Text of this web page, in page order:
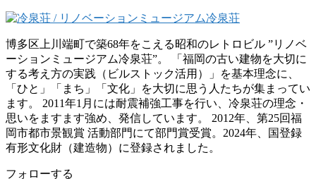
博多区上川端町で築68年をこえる昭和のレトロビル ”リノベ
ーションミュージアム冷泉荘”。 「福岡の古い建物を大切に
する考え方の実践（ビルストック活用）」を基本理念に、
「ひと」「まち」「文化」を大切に思う人たちが集まってい
ます。 2011年1月には耐震補強工事を行い、冷泉荘の理念・
思いをますます強め、発信しています。 2012年、第25回福
岡市都市景観賞 活動部門にて部門賞受賞。2024年、国登録
有形文化財（建造物）に登録されました。
フォローする